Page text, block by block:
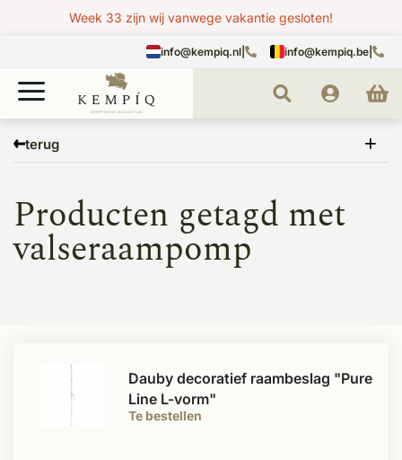
Week 33 zijn wij vanwege vakantie gesloten!
info@kempiq.nl info@kempiq.be
terug
valseraampomp
Producten getagd met
valseraampomp
Te bestellen
Dauby decoratief raambeslag "Pure
Line L-vorm"